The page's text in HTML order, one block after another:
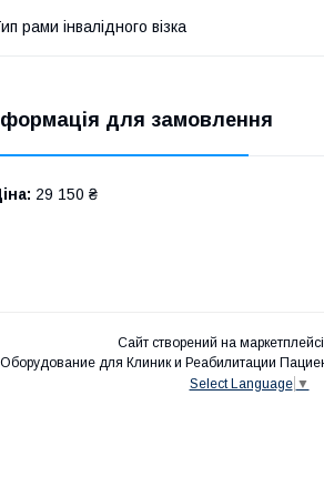
рами інвалідного візка
для замовлення
29 150 ₴
Сайт створений на маркетплейсі
Select Language ▼